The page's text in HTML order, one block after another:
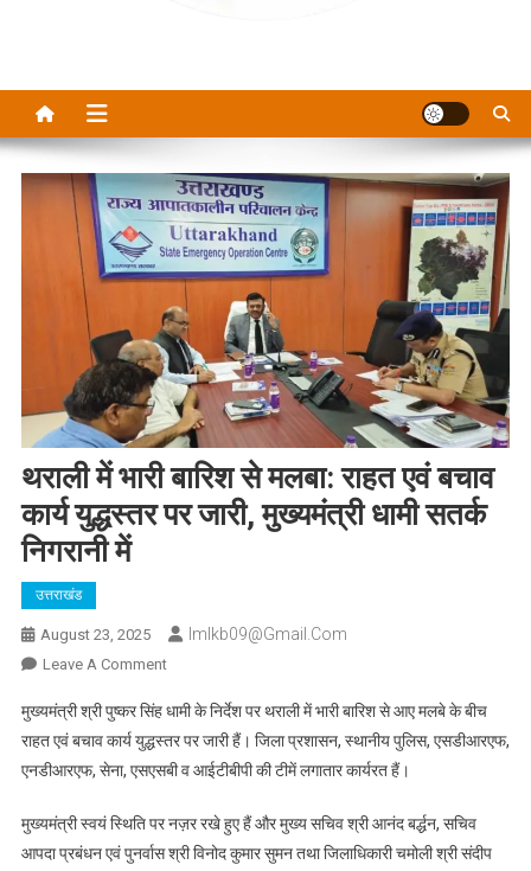
थराली में भारी बारिश से मलबा: राहत एवं बचाव
कार्य युद्धस्तर पर जारी, मुख्यमंत्री धामी सतर्क
निगरानी में
उत्तराखंड
August 23, 2025 Imlkb09@gmail.com
Leave A CommentOn
में
भारी
बारिश
मलबा:
राहत
मुख्यमंत्री श्री पुष्कर सिंह धामी के निर्देश पर थराली में भारी बारिश से आए मलबे के बीच
राहत एवं बचाव कार्य युद्धस्तर पर जारी हैं। जिला प्रशासन, स्थानीय पुलिस, एसडीआरएफ,
एनडीआरएफ, सेना, एसएसबी व आईटीबीपी की टीमें लगातार कार्यरत हैं।
मुख्यमंत्री स्वयं स्थिति पर नज़र रखे हुए हैं और मुख्य सचिव श्री आनंद बर्द्धन, सचिव
आपदा प्रबंधन एवं पुनर्वास श्री विनोद कुमार सुमन तथा जिलाधिकारी चमोली श्री संदीप